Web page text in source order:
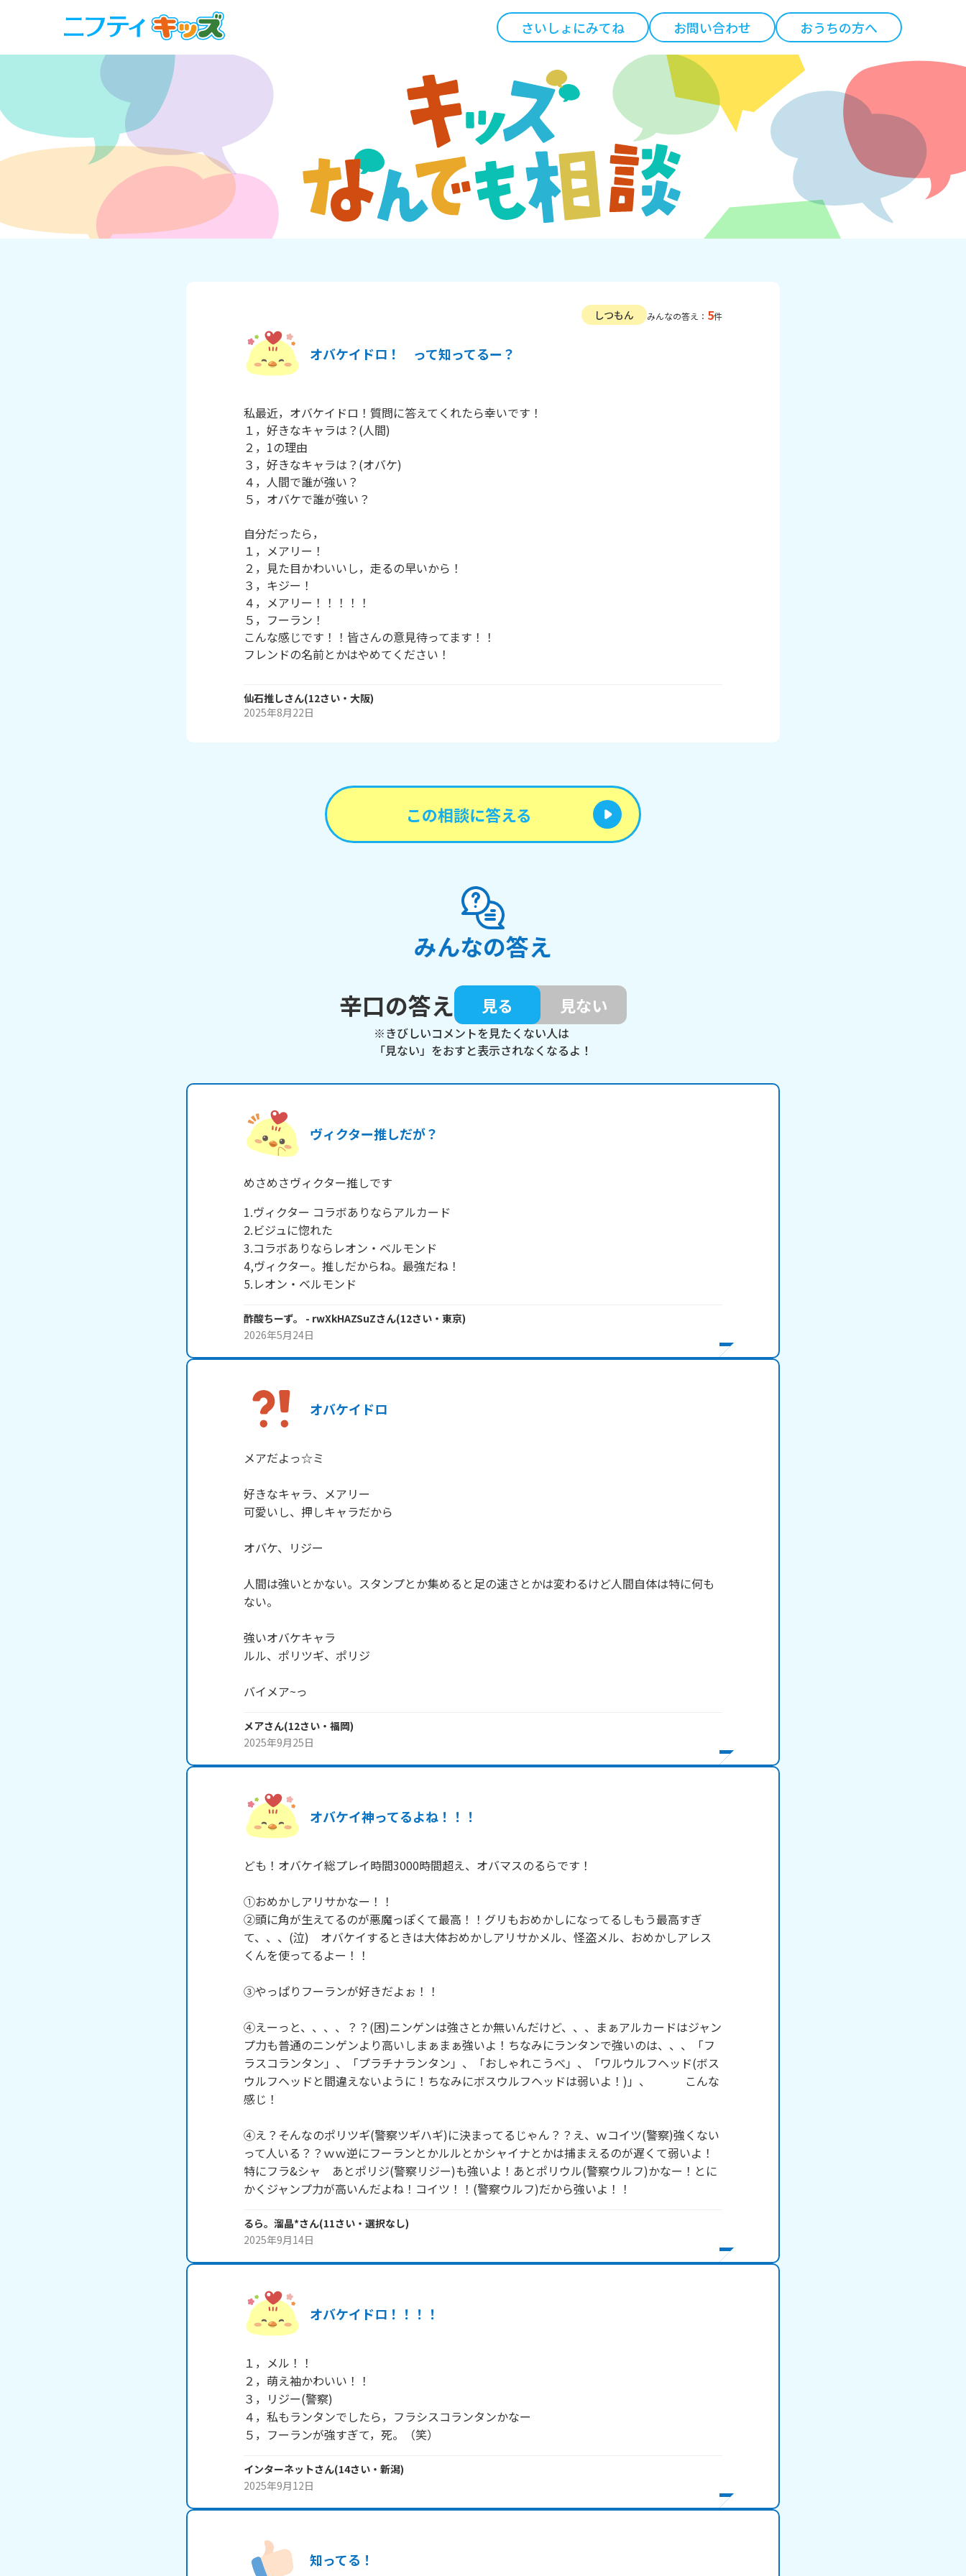
さいしょにみてね お問い合わせ おうちの方へ
しつもん みんなの答え： 5件
オバケイドロ！ って知ってるー？
私最近，オバケイドロ！質問に答えてくれたら幸いです！
１，好きなキャラは？(人間)
２，1の理由
３，好きなキャラは？(オバケ)
４，人間で誰が強い？
５，オバケで誰が強い？
自分だったら，
１，メアリー！
２，見た目かわいいし，走るの早いから！
３，キジー！
４，メアリー！！！！！
５，フーラン！
こんな感じです！！皆さんの意見待ってます！！
フレンドの名前とかはやめてください！
仙石推しさん(12さい・ 大阪)
2025年8月22日
この相談に答える
みんなの答え
辛口の答え
見る 見ない
※きびしいコメントを見たくない人は
「見ない」をおすと表示されなくなるよ！
ヴィクター推しだが？
めさめさヴィクター推しです
1.ヴィクター コラボありならアルカード
2.ビジュに惚れた
3.コラボありならレオン・ベルモンド
4,ヴィクター。推しだからね。最強だね！
5.レオン・ベルモンド
酢酸ちーず。 - rwXkHAZSuZさん(12さい・ 東京)
2026年5月24日
オバケイドロ
メアだよっ☆ミ
好きなキャラ、メアリー
可愛いし、押しキャラだから
オバケ、リジー
人間は強いとかない。スタンプとか集めると足の速さとかは変わるけど人間自体は特に何も
ない。
強いオバケキャラ
ルル、ポリツギ、ポリジ
バイメア~っ
メアさん(12さい・ 福岡)
2025年9月25日
オバケイ神ってるよね！！！
ども！オバケイ総プレイ時間3000時間超え、オバマスのるらです！
①おめかしアリサかなー！！
②頭に角が生えてるのが悪魔っぽくて最高！！グリもおめかしになってるしもう最高すぎ
て、、、(泣)　オバケイするときは大体おめかしアリサかメル、怪盗メル、おめかしアレス
くんを使ってるよー！！
③やっぱりフーランが好きだよぉ！！
④えーっと、、、、？？(困)ニンゲンは強さとか無いんだけど、、、まぁアルカードはジャン
プ力も普通のニンゲンより高いしまぁまぁ強いよ！ちなみにランタンで強いのは、、、「フ
ラスコランタン」、「プラチナランタン」、「おしゃれこうべ」、「ワルウルフヘッド(ボス
ウルフヘッドと間違えないように！ちなみにボスウルフヘッドは弱いよ！)」、　　　こんな
感じ！
④え？そんなのポリツギ(警察ツギハギ)に決まってるじゃん？？え、ｗコイツ(警察)強くない
って人いる？？ｗｗ逆にフーランとかルルとかシャイナとかは捕まえるのが遅くて弱いよ！
特にフラ&シャ　あとポリジ(警察リジー)も強いよ！あとポリウル(警察ウルフ)かなー！とに
かくジャンプ力が高いんだよね！コイツ！！(警察ウルフ)だから強いよ！！
るら。溜晶*さん(11さい・ 選択なし)
2025年9月14日
オバケイドロ！！！！
１，メル！！
２，萌え袖かわいい！！
３，リジー(警察)
４，私もランタンでしたら，フラシスコランタンかなー
５，フーランが強すぎて，死。（笑）
インターネットさん(14さい・ 新潟)
2025年9月12日
知ってる！